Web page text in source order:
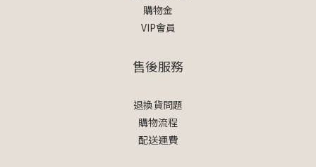
購物金
VIP會員
售後服務
退換貨問題
購物流程
配送運費